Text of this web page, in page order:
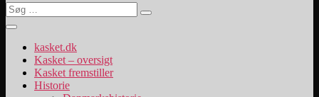
Søg
efter:
Søg
kasket.dk
Kasket – oversigt
Kasket fremstiller
Historie